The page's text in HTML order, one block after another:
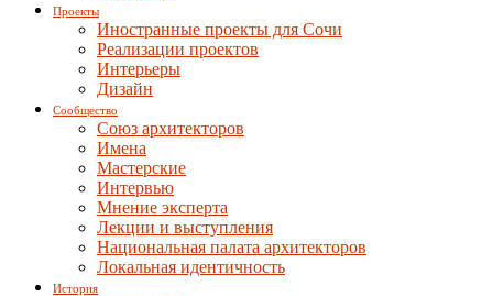
Проекты
Иностранные проекты для Сочи
Реализации проектов
Интерьеры
Дизайн
Сообщество
Союз архитекторов
Имена
Мастерские
Интервью
Мнение эксперта
Лекции и выступления
Национальная палата архитекторов
Локальная идентичность
История